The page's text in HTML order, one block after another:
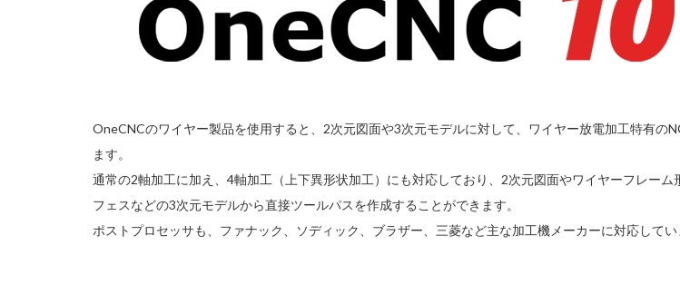
OneCNCのワイヤー製品を使用すると、2次元図面や3次元モデルに対して、ワイヤー放電加工特有の
ます。
通常の2軸加工に加え、4軸加工（上下異形状加工）にも対応しており、2次元図面やワイヤーフレー
フェスなどの3次元モデルから直接ツールパスを作成することができます。
ポストプロセッサも、ファナック、ソディック、ブラザー、三菱など主な加工機メーカーに対応してい